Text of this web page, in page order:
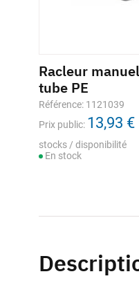
Racleur
tube PE
Référence: 1121039
Prix public: 13,93 €
stocks / disponibilité
En stock